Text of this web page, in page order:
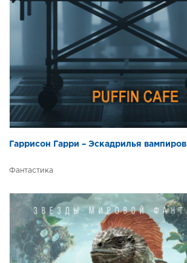
Гаррисон Гарри – Эскадрилья вампиров
Фантастика